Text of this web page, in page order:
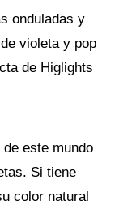
onduladas y
violeta y pop
de Higlights
este mundo
Si tiene
color natural